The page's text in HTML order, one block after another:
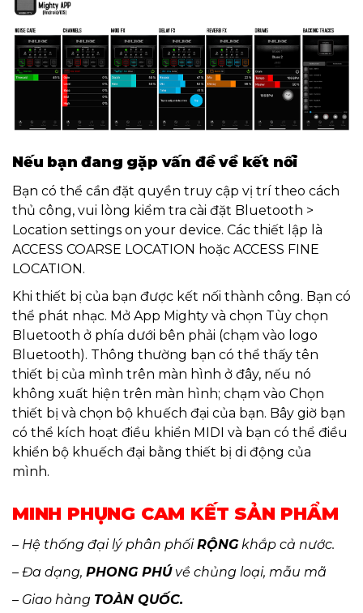
Nếu bạn đang gặp vấn đề về kết nối
Bạn có thể cần đặt quyền truy cập vị trí theo cách
thủ công, vui lòng kiểm tra cài đặt Bluetooth >
Location settings on your device. Các thiết lập là
ACCESS COARSE LOCATION hoặc ACCESS FINE
LOCATION.
Khi thiết bị của bạn được kết nối thành công. Bạn có
thể phát nhạc. Mở App Mighty và chọn Tùy chọn
Bluetooth ở phía dưới bên phải (chạm vào logo
Bluetooth). Thông thường bạn có thể thấy tên
thiết bị của mình trên màn hình ở đây, nếu nó
không xuất hiện trên màn hình; chạm vào Chọn
thiết bị và chọn bộ khuếch đại của bạn. Bây giờ bạn
có thể kích hoạt điều khiển MIDI và bạn có thể điều
khiển bộ khuếch đại bằng thiết bị di động của
mình.
MINH PHỤNG CAM KẾT SẢN PHẨM
– Hệ thống đại lý phân phốiRỘNGkhắp cả nước.
– Đa dạng, PHONG PHÚvề chủng loại, mẫu mã
– Giao hàng TOÀN QUỐC.